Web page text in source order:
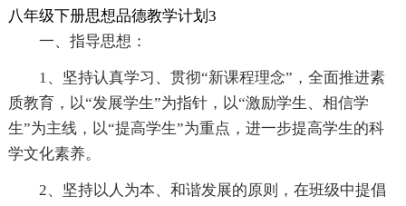
八年级下册思想品德教学计划3
一、指导思想：
1、坚持认真学习、贯彻“新课程理念”，全面推进素
质教育，以“发展学生”为指针，以“激励学生、相信学
生”为主线，以“提高学生”为重点，进一步提高学生的科
学文化素养。
2、坚持以人为本、和谐发展的原则，在班级中提倡